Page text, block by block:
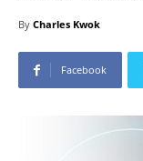
By Charles Kwok
Facebook